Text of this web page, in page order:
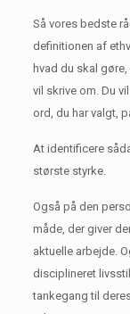
Så vores bedste
definitionen af
hvad du skal
vil skrive om. Du
ord, du har valgt,
At identificere
største styrke.
Også på den
måde, der giver
aktuelle arbejde.
disciplineret
tankegang til